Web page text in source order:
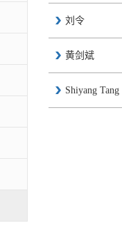
刘令
黄剑斌
Shiyang Tang